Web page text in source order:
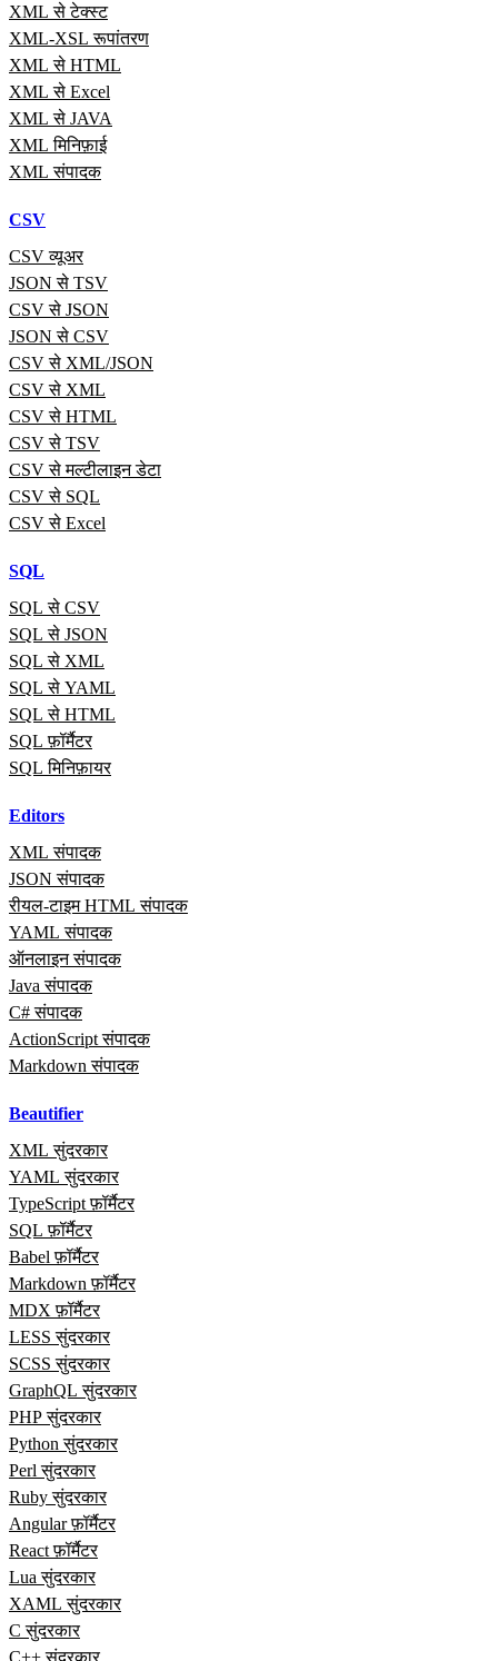
XML से टेक्स्ट
XML-XSL रूपांतरण
XML से HTML
XML से Excel
XML से JAVA
XML मिनिफ़ाई
XML संपादक
CSV
CSV व्यूअर
JSON से TSV
CSV से JSON
JSON से CSV
CSV से XML/JSON
CSV से XML
CSV से HTML
CSV से TSV
CSV से मल्टीलाइन डेटा
CSV से SQL
CSV से Excel
SQL
SQL से CSV
SQL से JSON
SQL से XML
SQL से YAML
SQL से HTML
SQL फ़ॉर्मैटर
SQL मिनिफ़ायर
Editors
XML संपादक
JSON संपादक
रीयल‑टाइम HTML संपादक
YAML संपादक
ऑनलाइन संपादक
Java संपादक
C# संपादक
ActionScript संपादक
Markdown संपादक
Beautifier
XML सुंदरकार
YAML सुंदरकार
TypeScript फ़ॉर्मैटर
SQL फ़ॉर्मैटर
Babel फ़ॉर्मैटर
Markdown फ़ॉर्मैटर
MDX फ़ॉर्मैटर
LESS सुंदरकार
SCSS सुंदरकार
GraphQL सुंदरकार
PHP सुंदरकार
Python सुंदरकार
Perl सुंदरकार
Ruby सुंदरकार
Angular फ़ॉर्मैटर
React फ़ॉर्मैटर
Lua सुंदरकार
XAML सुंदरकार
C सुंदरकार
C++ सुंदरकार